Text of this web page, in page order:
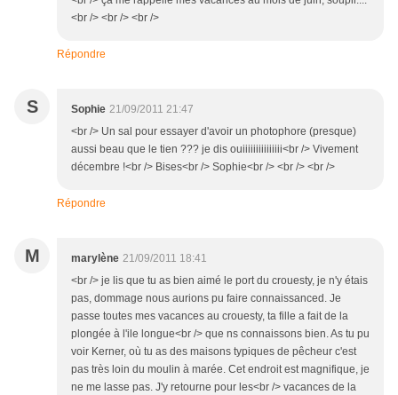
<br /> <br /> <br />
Répondre
S Sophie 21/09/2011 21:47
<br /> Un sal pour essayer d'avoir un photophore (presque)
aussi beau que le tien ??? je dis ouiiiiiiiiiiiiiii<br /> Vivement
décembre !<br /> Bises<br /> Sophie<br /> <br /> <br />
Répondre
M marylène 21/09/2011 18:41
<br /> je lis que tu as bien aimé le port du crouesty, je n'y étais
pas, dommage nous aurions pu faire connaissanced. Je
passe toutes mes vacances au crouesty, ta fille a fait de la
plongée à l'ile longue<br /> que ns connaissons bien. As tu pu
voir Kerner, où tu as des maisons typiques de pêcheur c'est
pas très loin du moulin à marée. Cet endroit est magnifique, je
ne me lasse pas. J'y retourne pour les<br /> vacances de la